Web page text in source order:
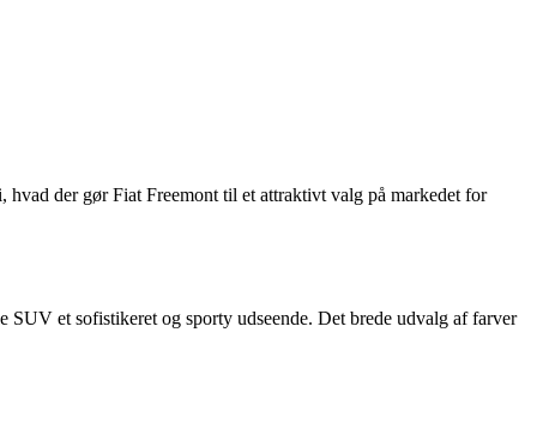
der gør Fiat Freemont til et attraktivt valg på markedet for
SUV et sofistikeret og sporty udseende. Det brede udvalg af farver